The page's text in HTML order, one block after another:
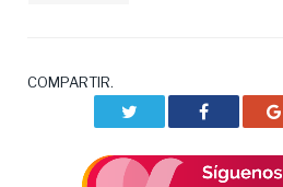
COMPARTIR.
Facebook